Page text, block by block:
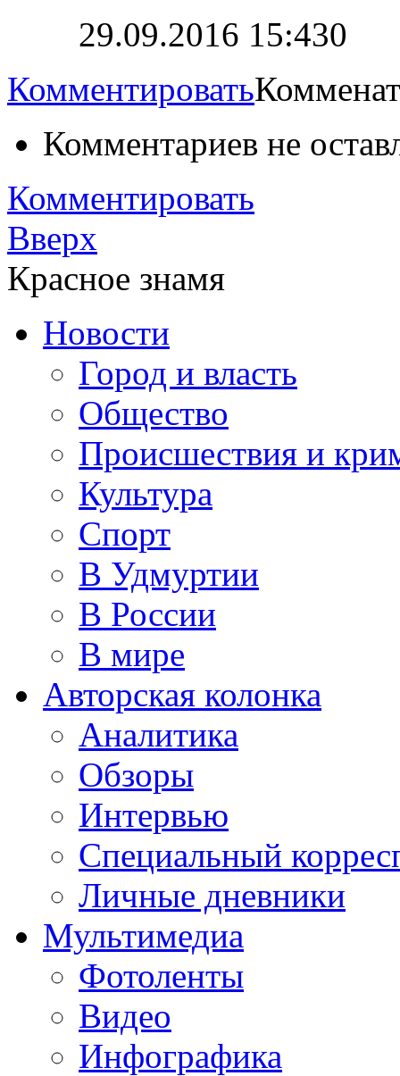
29.09.2016 15:430
Комментировать
Комментариев не
Комментировать
Вверх
Красное знамя
Новости
Город и власть
Общество
Происшествия и
Культура
Спорт
В Удмуртии
В России
В мире
Авторская колонка
Аналитика
Обзоры
Интервью
Специальный
Личные дневники
Мультимедиа
Фотоленты
Видео
Инфографика